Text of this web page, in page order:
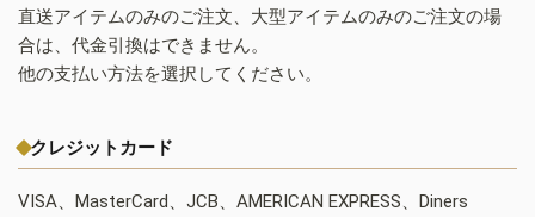
直送アイテムのみのご注文、大型アイテムのみのご注文の場
合は、代金引換はできません。
他の支払い方法を選択してください。
クレジットカード
VISA、MasterCard、JCB、AMERICAN EXPRESS、Diners